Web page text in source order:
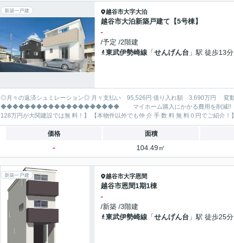
新築一戸建 越谷市大字大泊
越谷市大泊新築戸建て【5号棟】
-
/予定 /2階建
東武伊勢崎線 「せんげん台 」駅 徒歩13分
◎月々の返済シュミレーション◎ 月々支払い 95,526円 借り入れ額 3,690万円 変動金利35年 ボーナス払い無し
◆◆◆◆◆◆◆◆◆◆◆◆◆◆◆◆◆◆◆◆ マイホーム購入にかかる費用を削減!! 大関建設で賢くお得にマイホーム購入♪ 【仲 介 手 数 料
価格 面積
- 104.49㎡
新築一戸建 越谷市大字恩間
越谷市恩間1期1棟
-
/新築 /3階建
東武伊勢崎線 「せんげん台 」駅 徒歩25分